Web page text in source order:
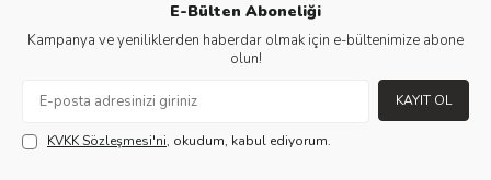
E-Bülten Aboneliği
Kampanya ve yeniliklerden haberdar olmak için e-bültenimize abone
olun!
KAYIT OL
KVKK Sözleşmesi'ni, okudum, kabul ediyorum.